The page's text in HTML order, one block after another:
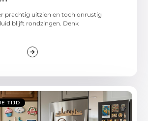
prachtig uitzien en toch onrustig
blijft rondzingen. Denk
TIJD